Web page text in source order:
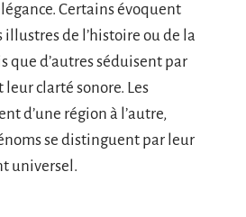
Certains évoquent
illustres de l’histoire ou de la
que d’autres séduisent par
clarté sonore. Les
d’une région à l’autre,
se distinguent par leur
universel.